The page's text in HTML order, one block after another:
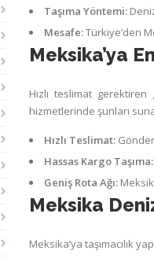
Taşıma Yöntemi:
Mesafe:Türkiye’den
Meksika’ya
Hızlı teslimat
hizmetlerinde şunları
Hızlı Teslimat:
Hassas Kargo Taşıma:
Geniş Rota Ağı:
Meksika
Meksika’ya taşımacılık